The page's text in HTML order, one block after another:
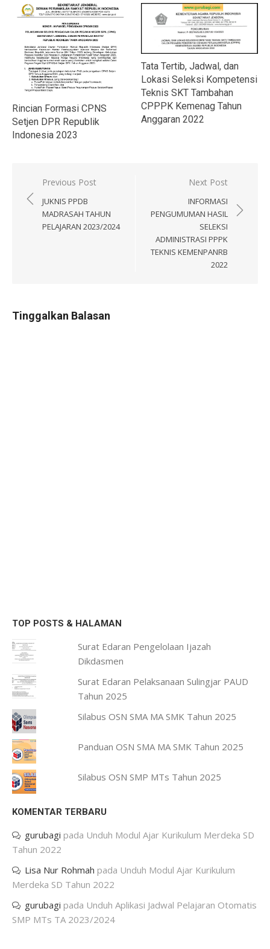
Rincian Formasi CPNS
Setjen DPR Republik
Indonesia 2023
Tata Tertib, Jadwal, dan
Lokasi Seleksi Kompetensi
Teknis SKT Tambahan
CPPPK Kemenag Tahun
Anggaran 2022
Navigasi
pos
Previous Post
JUKNIS PPDB
MADRASAH TAHUN
PELAJARAN 2023/2024
Next Post
INFORMASI
PENGUMUMAN HASIL
SELEKSI
ADMINISTRASI PPPK
TEKNIS KEMENPANRB
2022
Tinggalkan Balasan
TOP POSTS & HALAMAN
Surat Edaran Pengelolaan Ijazah
Dikdasmen
Surat Edaran Pelaksanaan Sulingjar PAUD
Tahun 2025
Silabus OSN SMA MA SMK Tahun 2025
Panduan OSN SMA MA SMK Tahun 2025
Silabus OSN SMP MTs Tahun 2025
KOMENTAR TERBARU
gurubagi pada Unduh Modul Ajar Kurikulum Merdeka SD
Tahun 2022
Lisa Nur Rohmah pada Unduh Modul Ajar Kurikulum
Merdeka SD Tahun 2022
gurubagi pada Unduh Aplikasi Jadwal Pelajaran Otomatis
SMP MTs TA 2023/2024